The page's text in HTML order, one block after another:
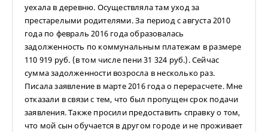
уехала в деревню. Осуществляла там уход за
престарелыми родителями. За период с августа 2010
года по февраль 2016 года образовалась
задолженность по коммунальным платежам в размере
110 919 руб. (в том числе пени 31 324 руб.). Сейчас
сумма задолженности возросла в несколько раз.
Писала заявление в марте 2016 года о перерасчете. Мне
отказали в связи с тем, что был пропущен срок подачи
заявления. Также просили предоставить справку о том,
что мой сын обучается в другом городе и не проживает